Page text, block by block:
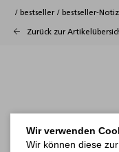
/ bestseller / bestseller-
Zurück zur
Wir verwenden
Wir können diese